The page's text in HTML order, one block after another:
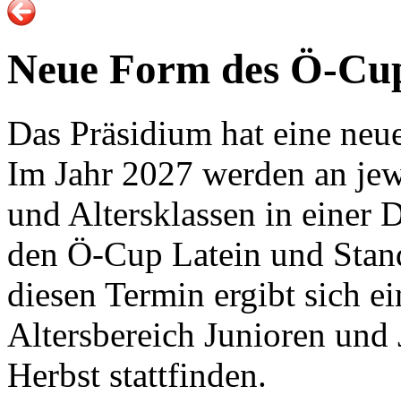
Neue Form des Ö-
Das Präsidium hat eine
Im Jahr 2027 werden an
und Altersklassen in einer
den Ö-Cup Latein und
diesen Termin ergibt sich
Altersbereich Junioren
Herbst stattfinden.